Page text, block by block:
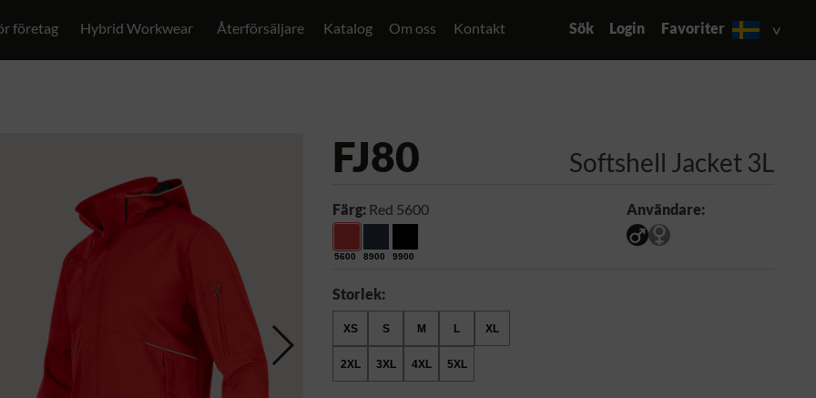
företag Hybrid Workwear Återförsäljare Katalog Om oss Kontakt Sök Login Favoriter
FJ80 Softshell Jacket 3L
Färg: Red 5600
5600 8900 9900
Användare:
Storlek:
XS S M L XL
2XL 3XL 4XL 5XL